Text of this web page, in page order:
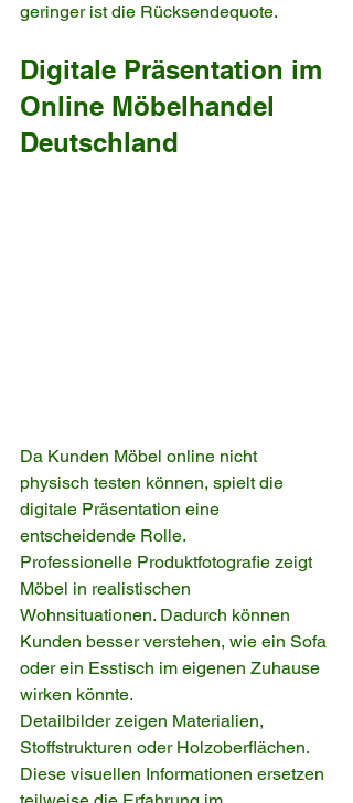
geringer ist die Rücksendequote.
Digitale Präsentation im
Online Möbelhandel
Deutschland
Da Kunden Möbel online nicht
physisch testen können, spielt die
digitale Präsentation eine
entscheidende Rolle.
Professionelle Produktfotografie zeigt
Möbel in realistischen
Wohnsituationen. Dadurch können
Kunden besser verstehen, wie ein Sofa
oder ein Esstisch im eigenen Zuhause
wirken könnte.
Detailbilder zeigen Materialien,
Stoffstrukturen oder Holzoberflächen.
Diese visuellen Informationen ersetzen